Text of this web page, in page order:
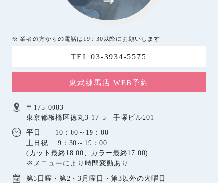
※ 業者の方からの電話は19：30以降にお願いします
TEL 03-3934-5575
東武練馬店 WEB予約
〒175-0083
東京都板橋区徳丸3-17-5 手塚ビル201
平日 10：00～19：00
土日祝 9：30～19：00
(カット最終18:00、カラー最終17:00)
※メニューにより時間変動あり
第3日曜・第2・3月曜日・第3以外の火曜日